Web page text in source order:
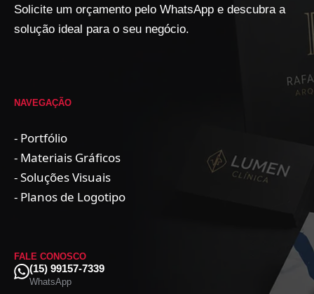
Solicite um orçamento pelo WhatsApp e descubra a
solução ideal para o seu negócio.
NAVEGAÇÃO
- Portfólio
- Materiais Gráficos
- Soluções Visuais
- Planos de Logotipo
FALE CONOSCO
(15) 99157-7339
WhatsApp